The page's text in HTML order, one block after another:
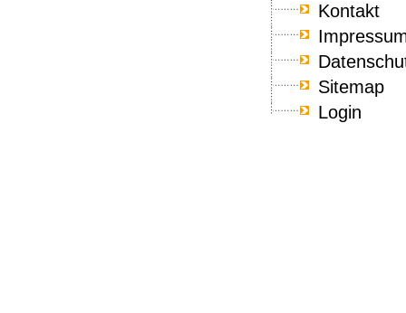
Kontakt
Sitemap
Login